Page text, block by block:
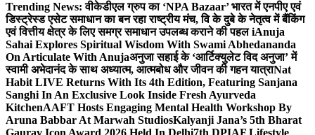
Trending News: वीकेडीएल ग्रुप का ‘NPA Bazaar’ भारत में एनपीए एवं
डिस्ट्रेस्ड एसेट समाधान का बन रहा राष्ट्रीय मंच, वि के दुबे के नेतृत्व में बैंकिंग
एवं वित्तीय क्षेत्र के लिए समग्र समाधान उपलब्ध कराने की पहल iAnuja
Sahai Explores Spiritual Wisdom With Swami Abhedananda
On Articulate With Anujaअनुजा सहाई के ‘आर्टिक्युलेट विद अनुजा’ में
स्वामी अभेदानंद के साथ अध्यात्म, आत्मबोध और जीवन की गहन यात्राNat
Habit LIVE Returns With Its 4th Edition, Featuring Sanjana
Sanghi In An Exclusive Look Inside Fresh Ayurveda
KitchenAAFT Hosts Engaging Mental Health Workshop By
Aruna Babbar At Marwah StudiosKalyanji Jana’s 5th Bharat